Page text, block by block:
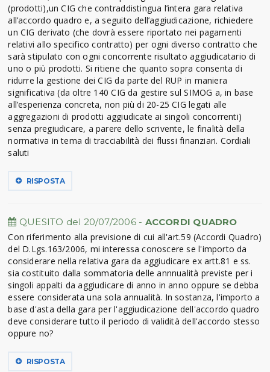
(prodotti),un CIG che contraddistingua l’intera gara relativa
all’accordo quadro e, a seguito dell’aggiudicazione, richiedere
un CIG derivato (che dovrà essere riportato nei pagamenti
relativi allo specifico contratto) per ogni diverso contratto che
sarà stipulato con ogni concorrente risultato aggiudicatario di
uno o più prodotti. Si ritiene che quanto sopra consenta di
ridurre la gestione dei CIG da parte del RUP in maniera
significativa (da oltre 140 CIG da gestire sul SIMOG a, in base
all’esperienza concreta, non più di 20-25 CIG legati alle
aggregazioni di prodotti aggiudicate ai singoli concorrenti)
senza pregiudicare, a parere dello scrivente, le finalità della
normativa in tema di tracciabilità dei flussi finanziari. Cordiali
saluti
RISPOSTA
QUESITO del 20/07/2006 - ACCORDI QUADRO
Con riferimento alla previsione di cui all'art.59 (Accordi Quadro)
del D.Lgs.163/2006, mi interessa conoscere se l'importo da
considerare nella relativa gara da aggiudicare ex artt.81 e ss.
sia costituito dalla sommatoria delle annnualità previste per i
singoli appalti da aggiudicare di anno in anno oppure se debba
essere considerata una sola annualità. In sostanza, l'importo a
base d'asta della gara per l'aggiudicazione dell'accordo quadro
deve considerare tutto il periodo di validità dell'accordo stesso
oppure no?
RISPOSTA